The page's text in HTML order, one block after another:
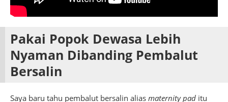
Pakai Popok Dewasa Lebih
Nyaman Dibanding Pembalut
Bersalin
Saya baru tahu pembalut bersalin alias maternity pad itu